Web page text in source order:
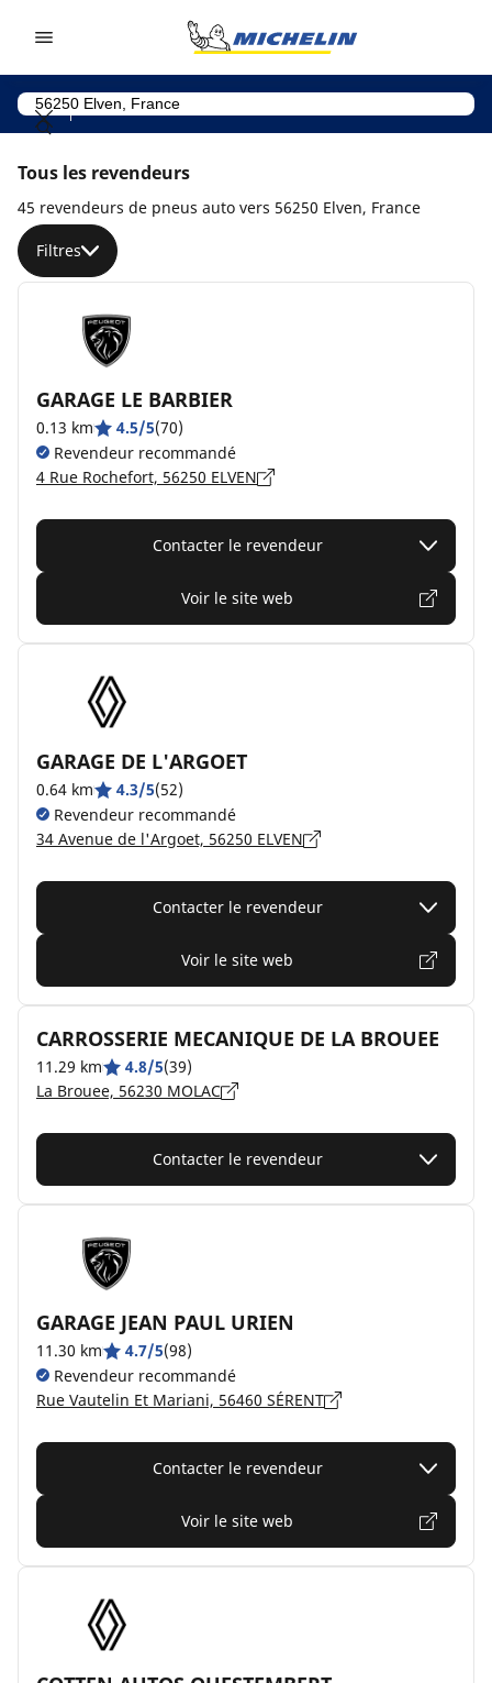
Tous les revendeurs
45 revendeurs de pneus auto vers 56250 Elven, France
Filtres
GARAGE LE BARBIER
0.13 km 4.5/5(70)
Revendeur recommandé
4 Rue Rochefort, 56250 ELVEN
Contacter le revendeur
Voir le site web
GARAGE DE L'ARGOET
0.64 km 4.3/5(52)
Revendeur recommandé
34 Avenue de l'Argoet, 56250 ELVEN
Contacter le revendeur
Voir le site web
CARROSSERIE MECANIQUE DE LA BROUEE
11.29 km 4.8/5(39)
La Brouee, 56230 MOLAC
Contacter le revendeur
GARAGE JEAN PAUL URIEN
11.30 km 4.7/5(98)
Revendeur recommandé
Rue Vautelin Et Mariani, 56460 SÉRENT
Contacter le revendeur
Voir le site web